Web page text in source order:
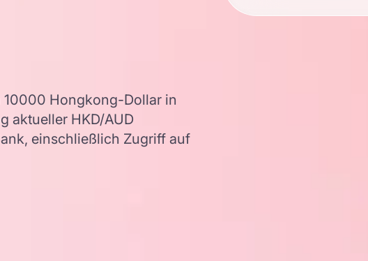
10000 Hongkong-Dollar in
aktueller HKD/AUD
einschließlich Zugriff auf